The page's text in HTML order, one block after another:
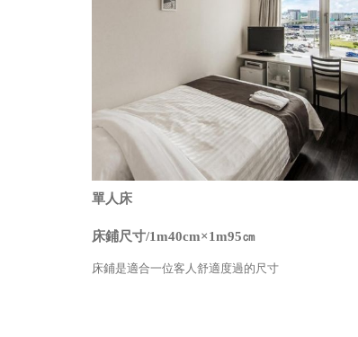
單人床
床鋪尺寸/1m40cm×1m95㎝
床鋪是適合一位客人舒適度過的尺寸